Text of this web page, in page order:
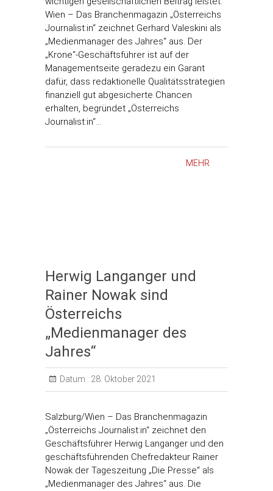
Wien – Das Branchenmagazin „Österreichs
Journalist:in“ zeichnet Gerhard Valeskini als
„Medienmanager des Jahres“ aus. Der
„Krone“-Geschäftsführer ist auf der
Managementseite geradezu ein Garant
dafür, dass redaktionelle Qualitätsstrategien
finanziell gut abgesicherte Chancen
erhalten, begründet „Österreichs
Journalist:in“…
MEHR
Herwig Langanger und
Rainer Nowak sind
Österreichs
„Medienmanager des
Jahres“
Datum : 28. Oktober 2021
Salzburg/Wien – Das Branchenmagazin
„Österreichs Journalist:in“ zeichnet den
Geschäftsführer Herwig Langanger und den
geschäftsführenden Chefredakteur Rainer
Nowak der Tageszeitung „Die Presse“ als
„Medienmanager des Jahres“ aus. Die